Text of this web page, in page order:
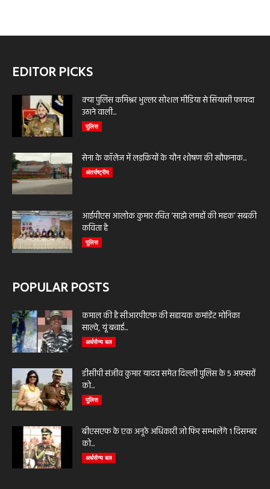
EDITOR PICKS
क्या पुलिस कमिश्नर भुल्लर सोशल मीडिया से सियासी फायदा
उठाने वाली...
पुलिस
सेना के कॉलेज में लड़कियों के यौन शोषण की खौफनाक...
अंतर्राष्ट्रीय
आईपीएस आलोक कुमार रचित ‘साझे लमहों की महक’ सबकी
कविता है
पुलिस
POPULAR POSTS
कमाल की है सीआरपीएफ की सहायक कमांडेंट मोनिका
साल्वे, यूं बचाई...
अर्धसैन्य बल
डीसीपी संजीव कुमार यादव समेत दिल्ली पुलिस के 5 अफसरों
को...
पुलिस
बीएसएफ के एक अनूठे अधिकारी जो फिर सम्भालेंगे 1 दिसम्बर
को...
अर्धसैन्य बल